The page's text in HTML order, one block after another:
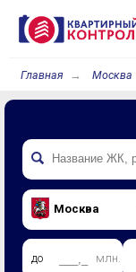
Главная Москва
Москва
до млн.